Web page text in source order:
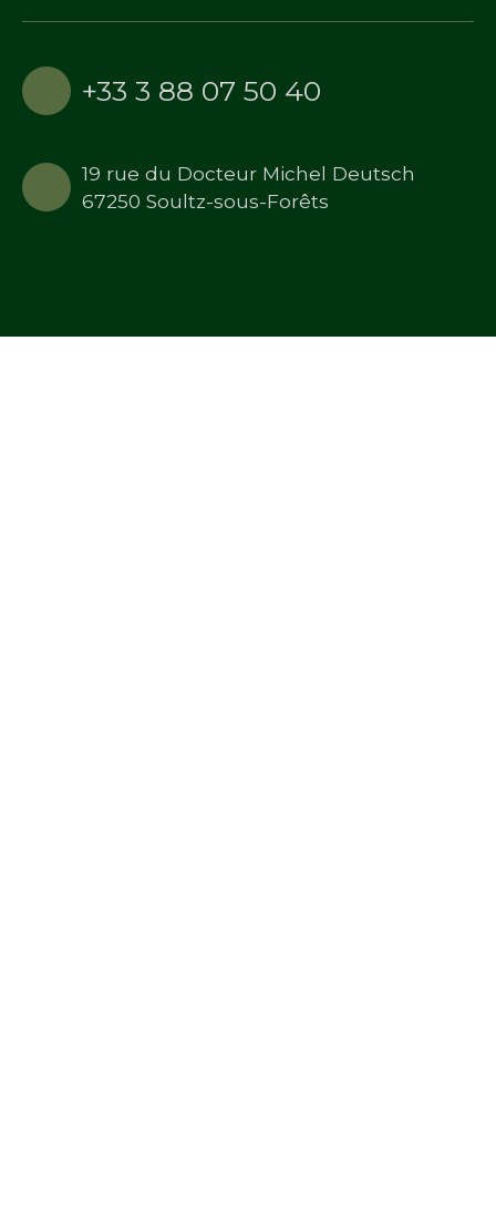
+33 3 88 07 50 40
19 rue du Docteur Michel Deutsch
67250 Soultz-sous-Forêts